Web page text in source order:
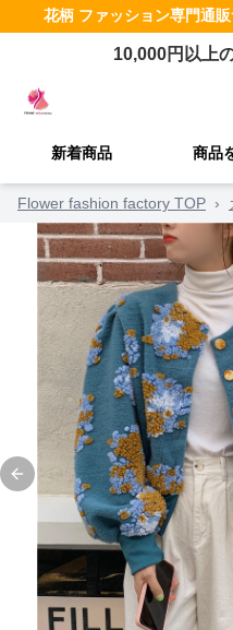
花柄 ファッション専門通
10,000円以上
新着商品 商品
Flower fashion factory TOP ›
Previous slide